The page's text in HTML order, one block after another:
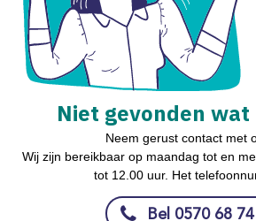
Niet gevonden wat
Neem gerust contact met
Wij zijn bereikbaar op maandag tot en
tot 12.00 uur. Het
Bel 0570 68